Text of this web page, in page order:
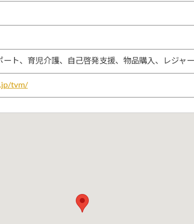
ト、育児介護、自己啓発支援、物品購入、レジャー
tvm/